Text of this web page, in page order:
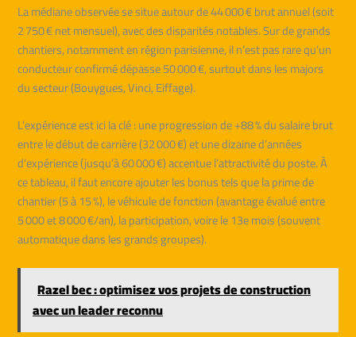
La médiane observée se situe autour de 44 000 € brut annuel (soit
2 750 € net mensuel), avec des disparités notables. Sur de grands
chantiers, notamment en région parisienne, il n’est pas rare qu’un
conducteur confirmé dépasse 50 000 €, surtout dans les majors
du secteur (Bouygues, Vinci, Eiffage).
L’expérience est ici la clé : une progression de +88 % du salaire brut
entre le début de carrière (32 000 €) et une dizaine d’années
d’expérience (jusqu’à 60 000 €) accentue l’attractivité du poste. À
ce tableau, il faut encore ajouter les bonus tels que la prime de
chantier (5 à 15 %), le véhicule de fonction (avantage évalué entre
5 000 et 8 000 €/an), la participation, voire le 13e mois (souvent
automatique dans les grands groupes).
Razel bec : optimisez vos projets de construction
avec un leader reconnu